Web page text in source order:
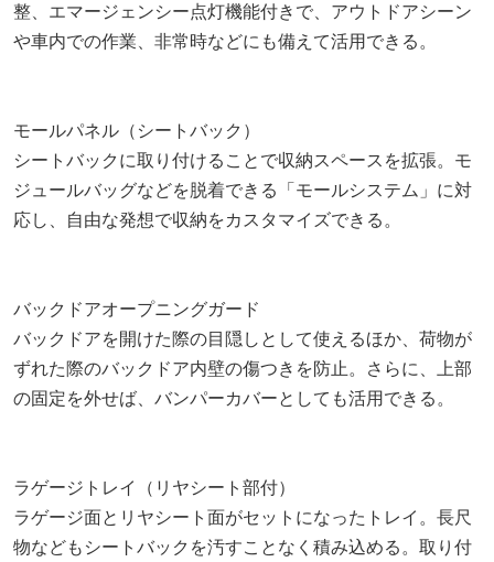
整、エマージェンシー点灯機能付きで、アウトドアシーン
や車内での作業、非常時などにも備えて活用できる。
モールパネル（シートバック）
シートバックに取り付けることで収納スペースを拡張。モ
ジュールバッグなどを脱着できる「モールシステム」に対
応し、自由な発想で収納をカスタマイズできる。
バックドアオープニングガード
バックドアを開けた際の目隠しとして使えるほか、荷物が
ずれた際のバックドア内壁の傷つきを防止。さらに、上部
の固定を外せば、バンパーカバーとしても活用できる。
ラゲージトレイ（リヤシート部付）
ラゲージ面とリヤシート面がセットになったトレイ。長尺
物などもシートバックを汚すことなく積み込める。取り付